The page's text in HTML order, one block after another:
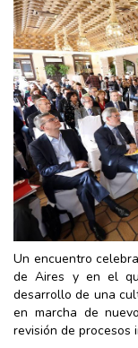
Un encuentro
de Aires y en el
desarrollo de una
en marcha de
revisión de procesos